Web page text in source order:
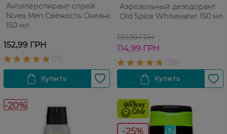
Антиперспирант-спрей
Nivea Men Свежесть Океана
150 мл
152,99 ГРН
Аэрозольный дезодорант
Old Spice Whitewater 150 мл
139,99 ГРН
114,99 ГРН
-20%
-25%